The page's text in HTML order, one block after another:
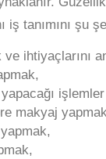
iş tanımını şu
ihtiyaçlarını
makyaj